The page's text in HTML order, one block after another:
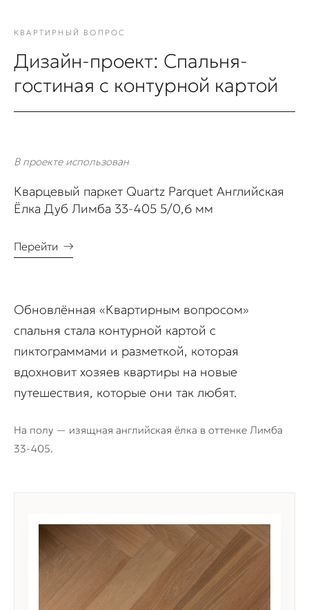
КВАРТИРНЫЙ ВОПРОС
Дизайн-проект: Спальня-
гостиная с контурной картой
В проекте использован
Кварцевый паркет Quartz Parquet Английская
Ёлка Дуб Лимба 33-405 5/0,6 мм
Перейти →
Обновлённая «Квартирным вопросом»
спальня стала контурной картой с
пиктограммами и разметкой, которая
вдохновит хозяев квартиры на новые
путешествия, которые они так любят.
На полу — изящная английская ёлка в оттенке Лимба
33-405.